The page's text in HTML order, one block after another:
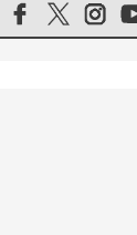
البابا ستعزز